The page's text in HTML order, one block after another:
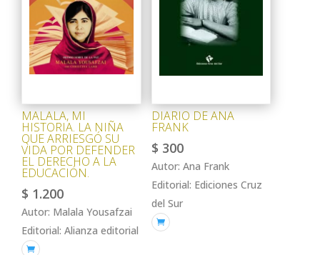
MALALA, MI
HISTORIA. LA NIÑA
QUE ARRIESGÓ SU
VIDA POR DEFENDER
EL DERECHO A LA
EDUCACIÓN.
$ 1.200
Autor: Malala Yousafzai
Editorial: Alianza editorial

DIARIO DE ANA
FRANK
$ 300
Autor: Ana Frank
Editorial: Ediciones Cruz
del Sur
